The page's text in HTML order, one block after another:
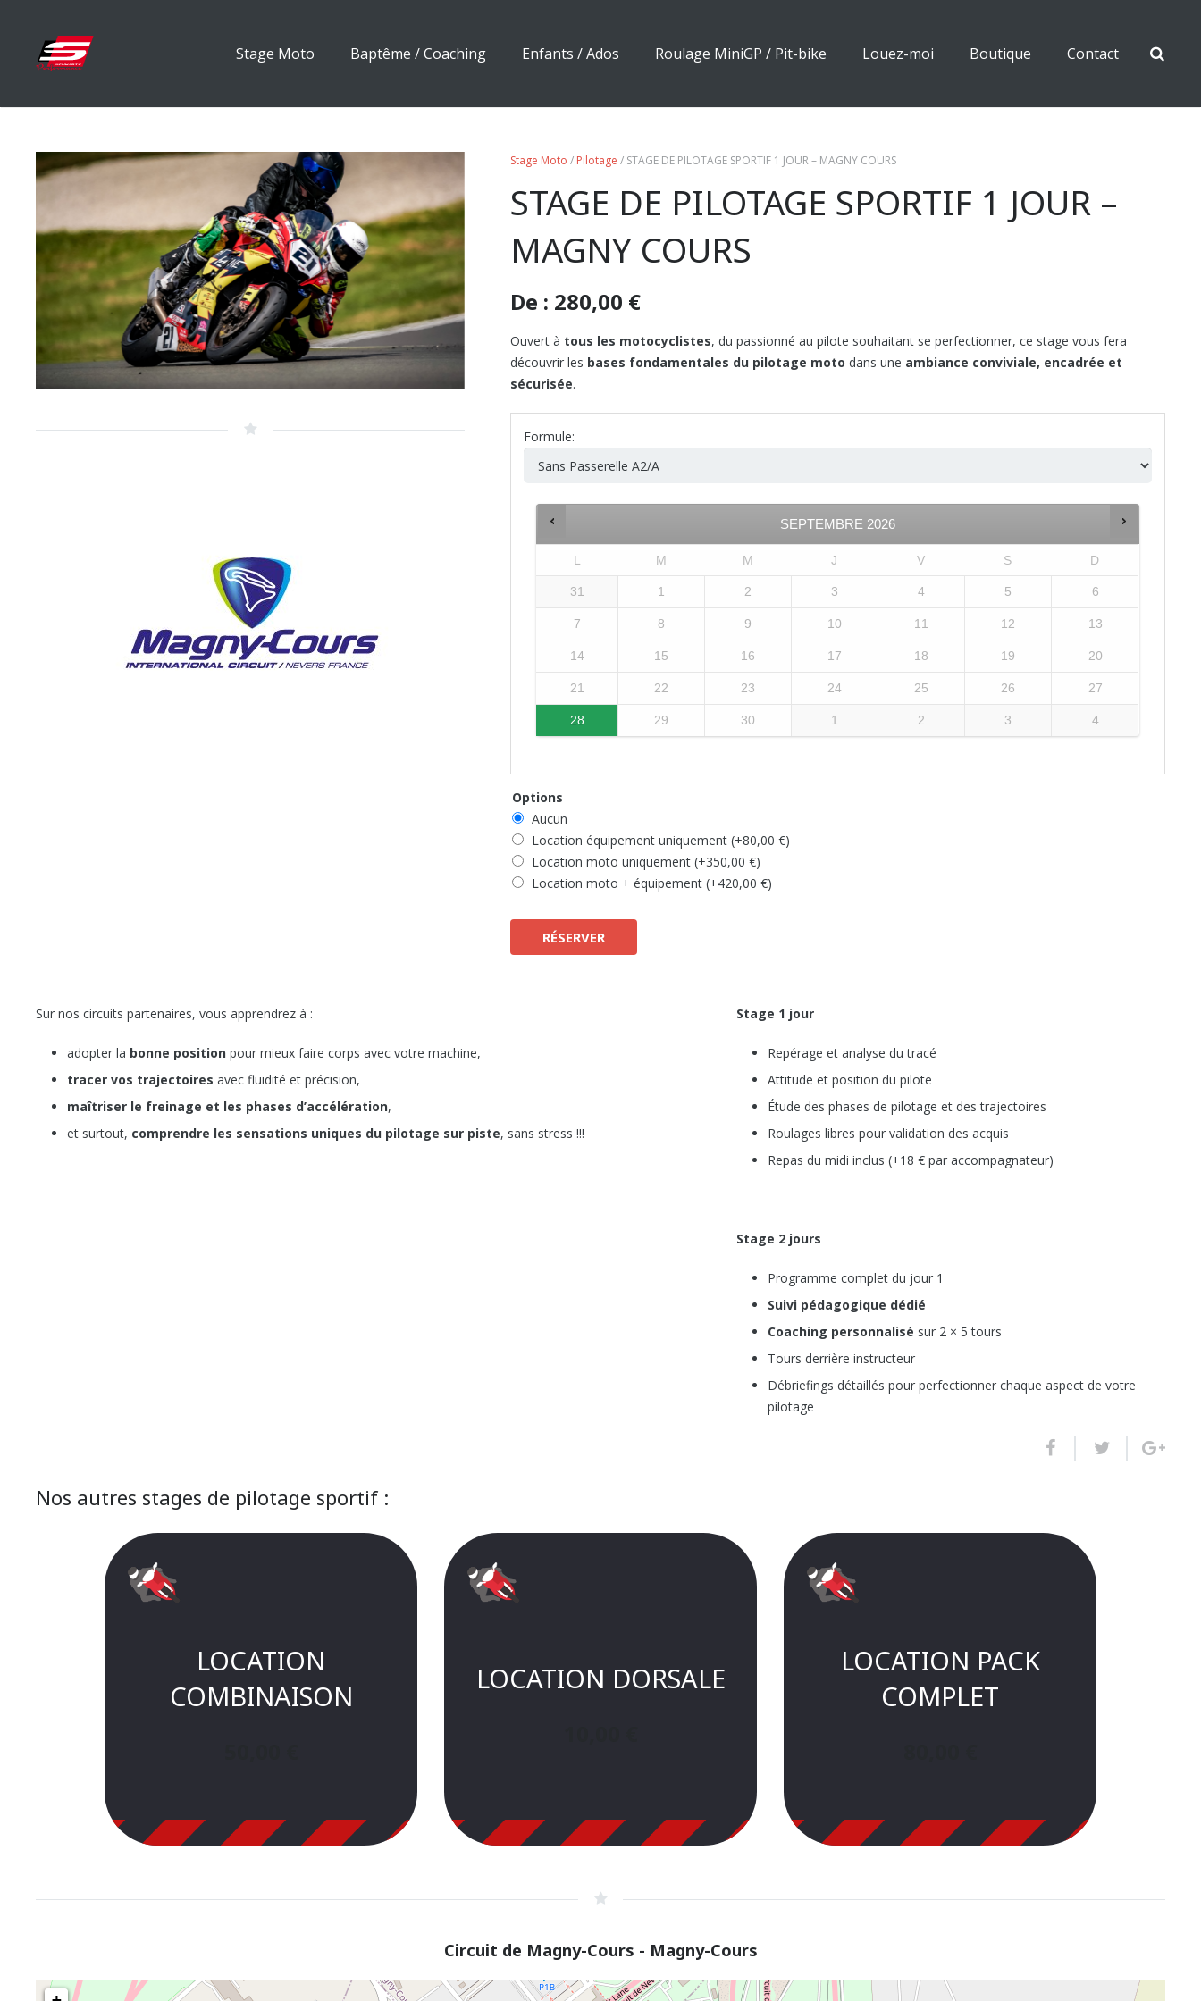
Stage Moto Baptême / Coaching Enfants / Ados Roulage MiniGP / Pit-bike Louez-moi Boutique Contact
Stage Moto / Pilotage / STAGE DE PILOTAGE SPORTIF 1 JOUR – MAGNY COURS
STAGE DE PILOTAGE SPORTIF 1 JOUR –
MAGNY COURS
De : 280,00 €
Ouvert à tous les motocyclistes, du passionné au pilote souhaitant se perfectionner, ce stage vous fera
découvrir les bases fondamentales du pilotage moto dans une ambiance conviviale, encadrée et
sécurisée.
Formule:
SEPTEMBRE 2026
L M M J V S D
31 1 2 3 4 5 6
7 8 9 10 11 12 13
14 15 16 17 18 19 20
21 22 23 24 25 26 27
28 29 30 1 2 3 4
Options
Aucun
Location équipement uniquement (+80,00 €)
Location moto uniquement (+350,00 €)
Location moto + équipement (+420,00 €)
RÉSERVER
Sur nos circuits partenaires, vous apprendrez à :
adopter la bonne position pour mieux faire corps avec votre machine,
tracer vos trajectoires avec fluidité et précision,
maîtriser le freinage et les phases d’accélération,
et surtout, comprendre les sensations uniques du pilotage sur piste, sans stress !!!
Stage 1 jour
Repérage et analyse du tracé
Attitude et position du pilote
Étude des phases de pilotage et des trajectoires
Roulages libres pour validation des acquis
Repas du midi inclus (+18 € par accompagnateur)
Stage 2 jours
Programme complet du jour 1
Suivi pédagogique dédié
Coaching personnalisé sur 2 × 5 tours
Tours derrière instructeur
Débriefings détaillés pour perfectionner chaque aspect de votre
pilotage
Nos autres stages de pilotage sportif :
LOCATION
COMBINAISON
LOCATION DORSALE
LOCATION PACK
COMPLET
Circuit de Magny-Cours - Magny-Cours